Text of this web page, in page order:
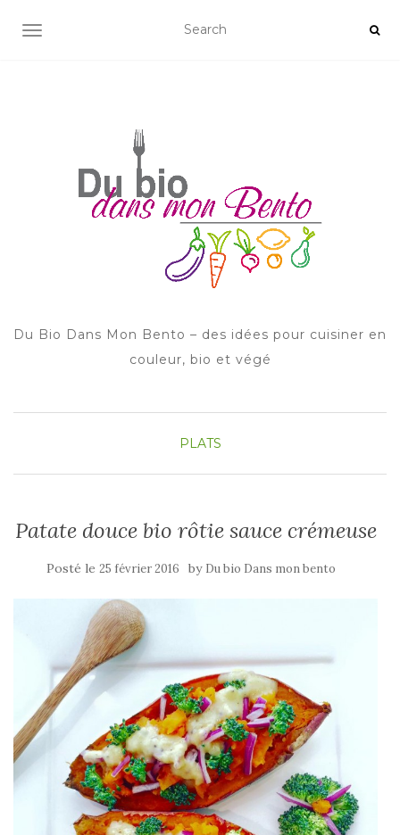
AFFICHER/MASQUER LA NAVIGATION
Du Bio Dans Mon Bento – des idées pour cuisiner en
couleur, bio et végé
PLATS
Patate douce bio rôtie sauce crémeuse
Posté le 25 février 2016 by Du bio Dans mon bento